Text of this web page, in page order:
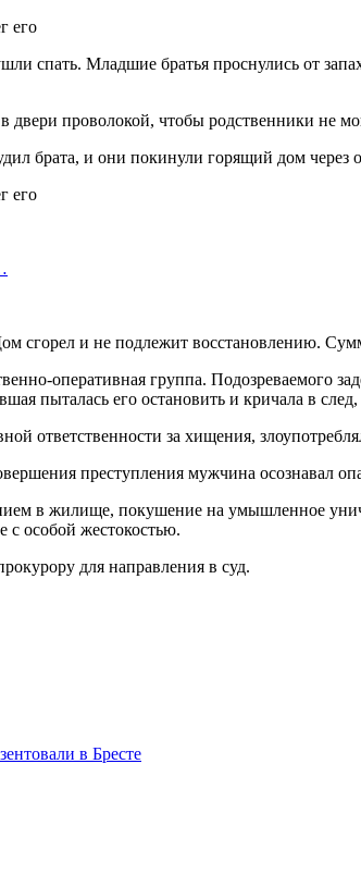
спать. Младшие братья проснулись от
проволокой, чтобы родственники не
брата, и они покинули горящий дом
сгорел и не подлежит восстановлению.
оперативная группа. Подозреваемого
пыталась его остановить и кричала в
ответственности за хищения,
преступления мужчина осознавал
в жилище, покушение на умышленное
с особой жестокостью.
для направления в суд.
в Бресте